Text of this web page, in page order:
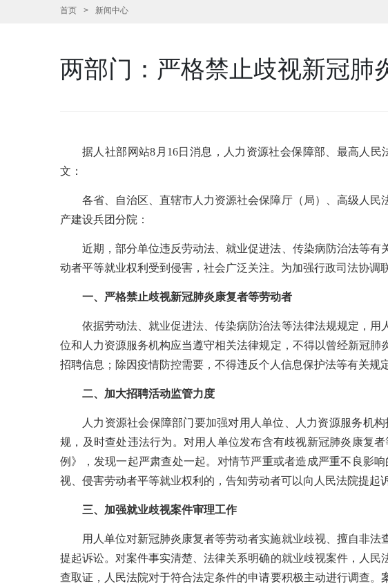
首页 新闻中心
两部门：严格禁止歧视新冠肺
据人社部网站8月16日消息，人力资源社会保障部、最高人
文：
各省、自治区、直辖市人力资源社会保障厅（局）、高级人
产建设兵团分院：
近期，部分单位违反劳动法、就业促进法、传染病防治法等
动者平等就业权利受到侵害，社会广泛关注。为加强行政司法协调
一、严格禁止歧视新冠肺炎康复者等劳动者
依据劳动法、就业促进法、传染病防治法等法律法规规定，
位和人力资源服务机构应当遵守相关法律规定，不得以曾经新冠
招聘信息；除因疫情防控需要，不得违反个人信息保护法等有关规
二、加大招聘活动监管力度
人力资源社会保障部门要加强对用人单位、人力资源服务机
规，及时查处违法行为。对用人单位发布含有歧视新冠肺炎康复
例》，发现一起严肃查处一起。对情节严重或者造成严重不良影
视、侵害劳动者平等就业权利的，告知劳动者可以向人民法院提起
三、加强就业歧视案件审理工作
用人单位对新冠肺炎康复者等劳动者实施就业歧视、擅自非
提起诉讼。对案件事实清楚、法律关系明确的就业歧视案件，人
查取证，人民法院对于符合法定条件的申请要积极主动进行调查